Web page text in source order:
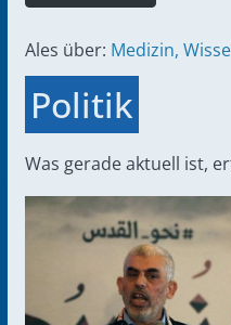
Ales über: Medizin,
Politik
Was gerade aktuell ist,